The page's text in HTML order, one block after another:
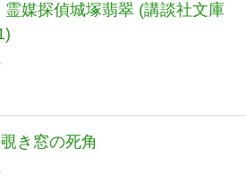
霊媒探偵城塚翡翠 (講談社文庫
き窓の死角